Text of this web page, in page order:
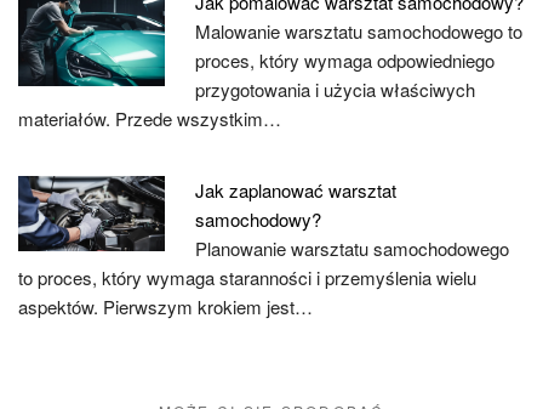
Malowanie warsztatu samochodowego to
proces, który wymaga odpowiedniego
przygotowania i użycia właściwych
materiałów. Przede wszystkim…
Jak zaplanować warsztat
samochodowy?
Planowanie warsztatu samochodowego
to proces, który wymaga staranności i przemyślenia wielu
aspektów. Pierwszym krokiem jest…